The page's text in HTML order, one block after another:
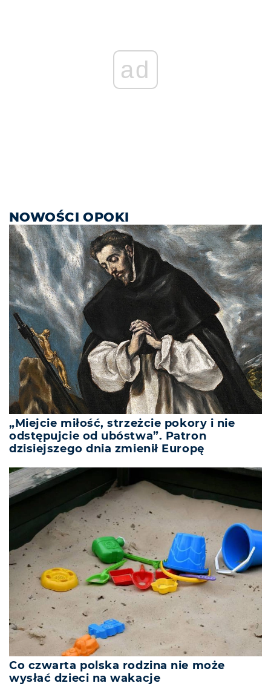
ad
NOWOŚCI OPOKI
„Miejcie miłość, strzeżcie pokory i nie
odstępujcie od ubóstwa”. Patron
dzisiejszego dnia zmienił Europę
Co czwarta polska rodzina nie może
wysłać dzieci na wakacje